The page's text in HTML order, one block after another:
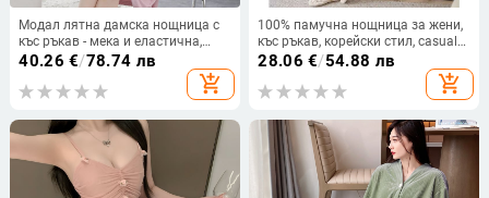
Модал лятна дамска нощница с
къс ръкав - мека и еластична,
тънка, ежедневна домашна дреха
40.26 €/78.74 лв
add_shopping_cart
100% памучна нощница за жени,
къс ръкав, корейски стил, casual
средна дължина, за бременни,
може да се носи извън дома
28.06 €/54.88 лв
add_shopping_cart